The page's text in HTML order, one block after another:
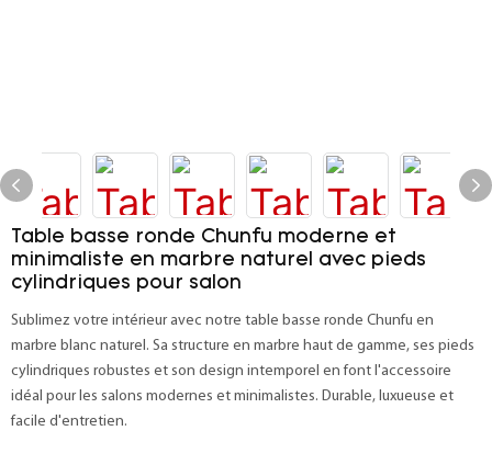
Table basse ronde Chunfu moderne et
minimaliste en marbre naturel avec pieds
cylindriques pour salon
Sublimez votre intérieur avec notre table basse ronde Chunfu en
marbre blanc naturel. Sa structure en marbre haut de gamme, ses pieds
cylindriques robustes et son design intemporel en font l'accessoire
idéal pour les salons modernes et minimalistes. Durable, luxueuse et
facile d'entretien.